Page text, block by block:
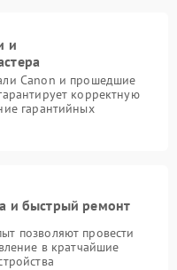
и
Canon и прошедшие
корректную
гарантийных
и быстрый ремонт
позволяют провести
в кратчайшие